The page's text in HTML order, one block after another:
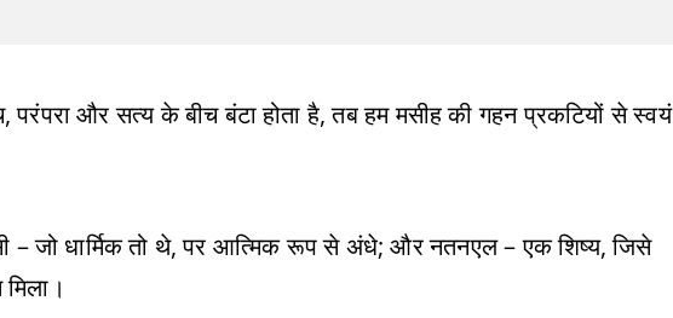
और सत्य के बीच बंटा होता है, तब हम मसीह की गहन प्रकटियों से स्वयं
– जो धार्मिक तो थे, पर आत्मिक रूप से अंधे; और नतनएल – एक शिष्य, जिसे